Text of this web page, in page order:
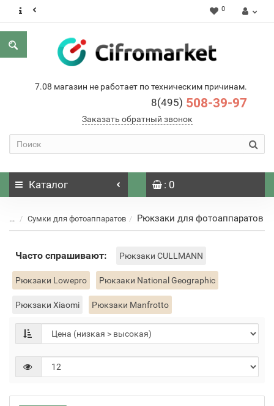
0
7.08 магазин не работает по техническим причинам.
8(495) 508-39-97
Заказать обратный звонок
Каталог : 0
... Сумки для фотоаппаратов Рюкзаки для фотоаппаратов
Часто спрашивают: Рюкзаки CULLMANN
Рюкзаки Lowepro Рюкзаки National Geographic
Рюкзаки Xiaomi Рюкзаки Manfrotto